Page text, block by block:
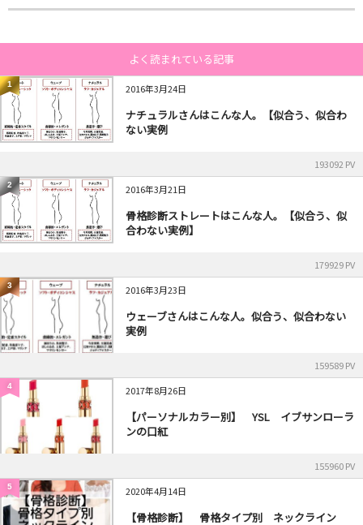
よく読まれている記事
1 2016年3月24日
ナチュラルさんはこんな人。【似合う、似合わ
ない実例
193092 PV
2 2016年3月21日
骨格診断ストレートはこんな人。【似合う、似
合わない実例】
179929 PV
3 2016年3月23日
ウェーブさんはこんな人。似合う、似合わない
実例
159589 PV
4 2017年8月26日
【パーソナルカラー別】 YSL イブサンローラ
ンの口紅
155960 PV
5 2020年4月14日
【骨格診断】 骨格タイプ別 ネックライン